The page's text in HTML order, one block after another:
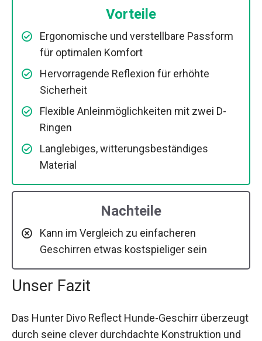
Vorteile
Ergonomische und verstellbare Passform
für optimalen Komfort
Hervorragende Reflexion für erhöhte
Sicherheit
Flexible Anleinmöglichkeiten mit zwei D-
Ringen
Langlebiges, witterungsbeständiges
Material
Nachteile
Kann im Vergleich zu einfacheren
Geschirren etwas kostspieliger sein
Unser Fazit
Das Hunter Divo Reflect Hunde-Geschirr überzeugt
durch seine clever durchdachte Konstruktion und